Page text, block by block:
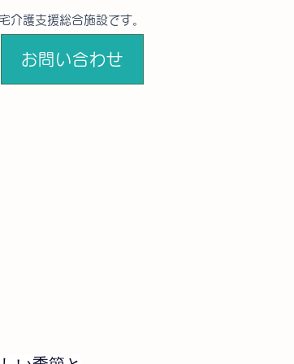
介護支援総合施設です。
お問い合わせ